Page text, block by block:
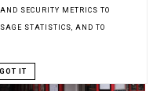
SECURITY METRICS TO
STATISTICS, AND TO
GOT IT